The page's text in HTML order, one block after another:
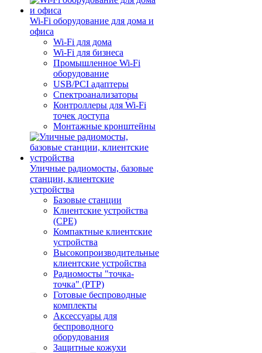
Wi-Fi оборудование для дома и
офиса
Wi-Fi для дома
Wi-Fi для бизнеса
Промышленное Wi-Fi
оборудование
USB/PCI адаптеры
Cпектроанализаторы
Контроллеры для Wi-Fi
точек доступа
Монтажные кронштейны
Уличные радиомосты, базовые
станции, клиентские
устройства
Базовые станции
Клиентские устройства
(CPE)
Компактные клиентские
устройства
Высокопроизводительные
клиентские устройства
Радиомосты "точка-
точка" (PTP)
Готовые беспроводные
комплекты
Аксессуары для
беспроводного
оборудования
Защитные кожухи